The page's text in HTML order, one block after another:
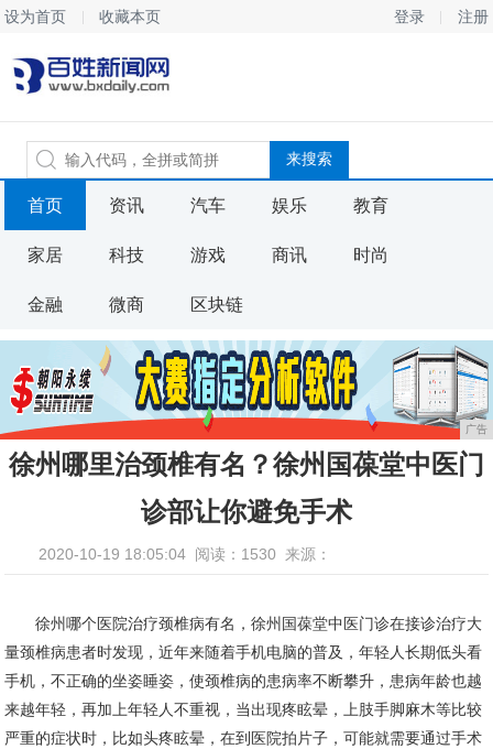
设为首页 收藏本页 登录 注册
首页 资讯 汽车 娱乐 教育
家居 科技 游戏 商讯 时尚
金融 微商 区块链
广告
徐州哪里治颈椎有名？徐州国葆堂中医门
诊部让你避免手术
2020-10-19 18:05:04 阅读：1530 来源：
徐州哪个医院治疗颈椎病有名，徐州国葆堂中医门诊在接诊治疗大
量颈椎病患者时发现，近年来随着手机电脑的普及，年轻人长期低头看
手机，不正确的坐姿睡姿，使颈椎病的患病率不断攀升，患病年龄也越
来越年轻，再加上年轻人不重视，当出现疼眩晕，上肢手脚麻木等比较
严重的症状时，比如头疼眩晕，在到医院拍片子，可能就需要通过手术